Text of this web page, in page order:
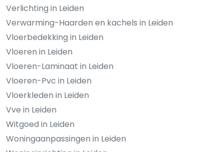
Verlichting in Leiden
Verwarming-Haarden en kachels in Leiden
Vloerbedekking in Leiden
Vloeren in Leiden
Vloeren-Laminaat in Leiden
Vloeren-Pvc in Leiden
Vloerkleden in Leiden
Vve in Leiden
Witgoed in Leiden
Woningaanpassingen in Leiden